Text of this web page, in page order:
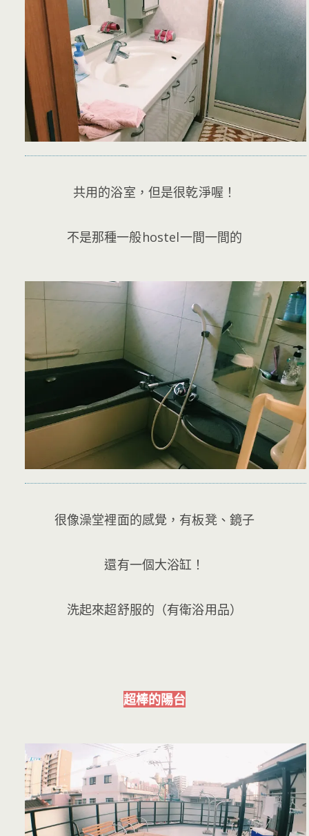
共用的浴室，但是很乾淨喔！
不是那種一般hostel一間一間的
很像澡堂裡面的感覺，有板凳、鏡子
還有一個大浴缸！
洗起來超舒服的（有衛浴用品）
超棒的陽台